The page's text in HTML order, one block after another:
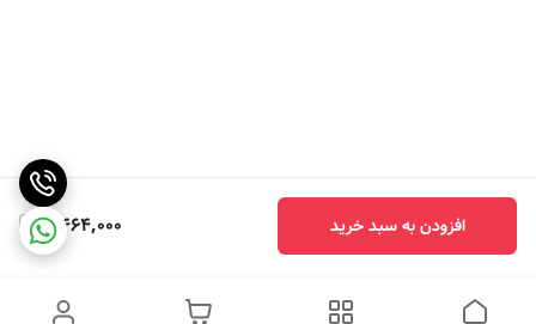
4,464,000 افزودن به سبد خرید